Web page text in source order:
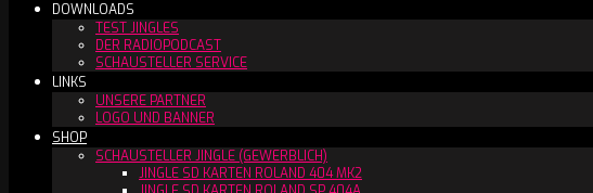
DOWNLOADS
TEST JINGLES
DER RADIOPODCAST
SCHAUSTELLER SERVICE
LINKS
UNSERE PARTNER
LOGO UND BANNER
SHOP
SCHAUSTELLER JINGLE (GEWERBLICH)
JINGLE SD KARTEN ROLAND 404 MK2